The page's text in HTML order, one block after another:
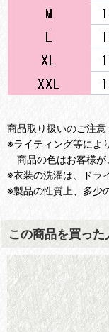
商品取り扱いのご注意
※ライティング等によ
商品の色はお客様が
※衣装の洗濯は、ドラ
※製品の性質上、多少
この商品を買っ